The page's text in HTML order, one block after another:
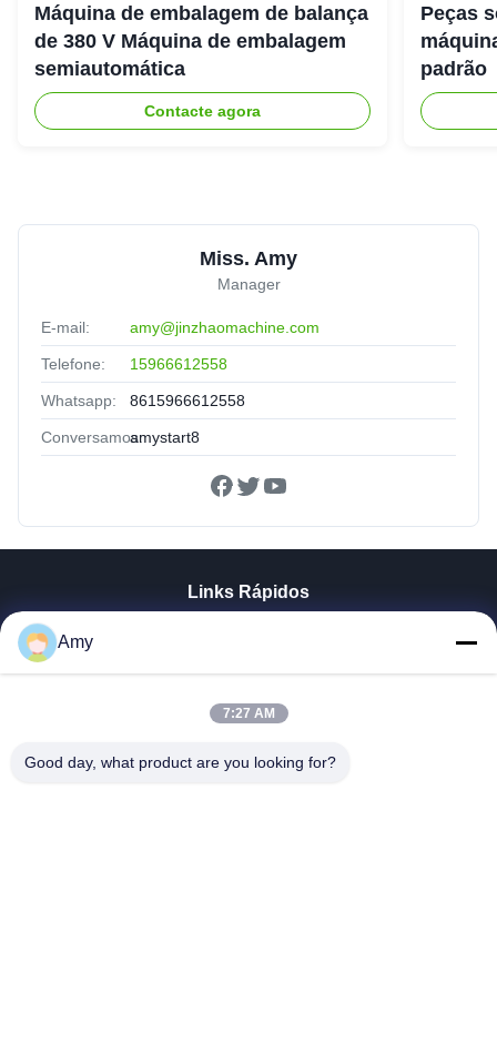
Máquina de embalagem de balança
de 380 V Máquina de embalagem
semiautomática
Contacte agora
Peças
padrão
Miss. Amy
Manager
E-mail: amy@jinzhaomachine.com
Telefone: 15966612558
Whatsapp: 8615966612558
Conversamos:amystart8
Links Rápidos
Mostra De VR
Excursão Da Fábrica
Amy
7:27 AM
Good day, what product are you looking for?